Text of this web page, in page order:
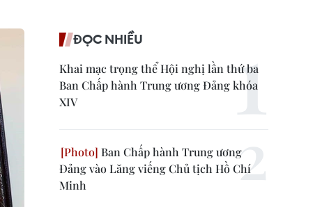
ĐỌC NHIỀU
Khai mạc trọng thể Hội nghị lần thứ ba
Ban Chấp hành Trung ương Đảng khóa
XIV
Ban Chấp hành Trung ương
Đảng vào Lăng viếng Chủ tịch Hồ Chí
Minh